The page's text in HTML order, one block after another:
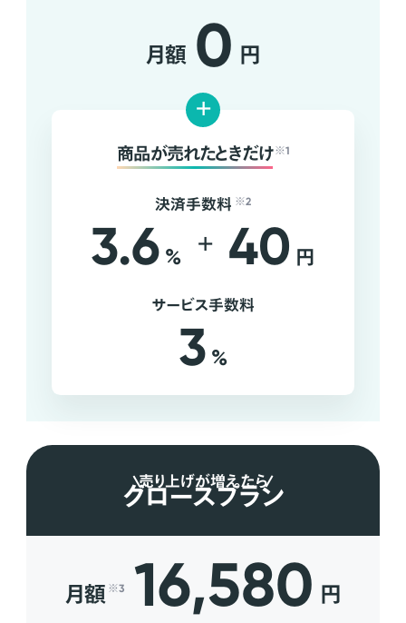
月額 0 円
+
商品が売れたときだけ ※1
決済手数料 ※2
3.6 % + 40 円
サービス手数料
3 %
売り上げが増えたら
グロースプラン
月額 ※3 16,580 円